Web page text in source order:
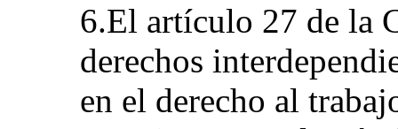
6.El artículo 27 de la
derechos
en el derecho al